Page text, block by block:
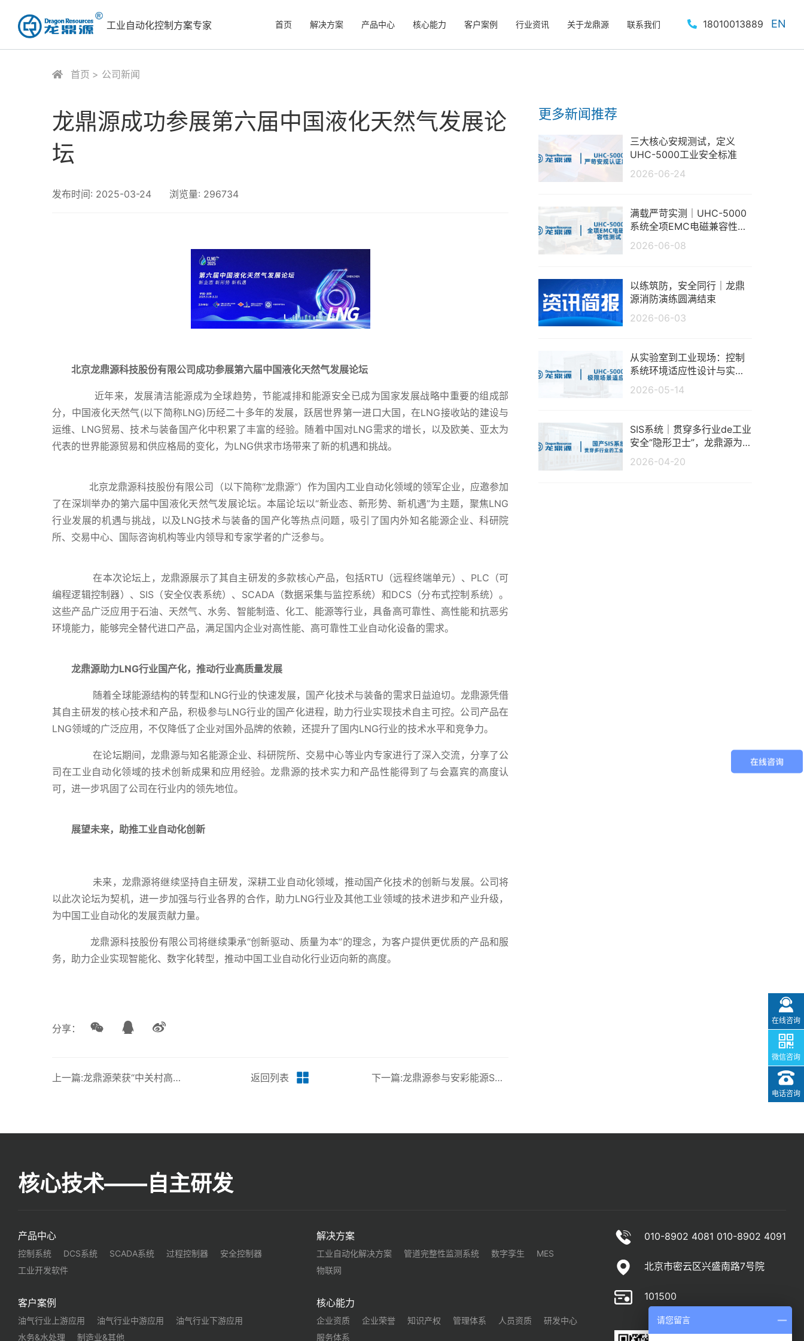
工业自动化控制方案专家 首页 解决方案 产品中心 核心能力 客户案例 行业资讯 关于龙鼎源 联系我们 18010013889 EN
首页 公司新闻
龙鼎源成功参展第六届中国液化天然气发展论
坛
发布时间: 2025-03-24 浏览量: 296734
北京龙鼎源科技股份有限公司成功参展第六届中国液化天然气发展论坛
近年来，发展清洁能源成为全球趋势，节能减排和能源安全已成为国家发展战略中重要的组成部
分，中国液化天然气(以下简称LNG)历经二十多年的发展，跃居世界第一进口大国，在LNG接收站的建设与
运维、LNG贸易、技术与装备国产化中积累了丰富的经验。随着中国对LNG需求的增长，以及欧美、亚太为
代表的世界能源贸易和供应格局的变化，为LNG供求市场带来了新的机遇和挑战。
北京龙鼎源科技股份有限公司（以下简称“龙鼎源”）作为国内工业自动化领域的领军企业，应邀参加
了在深圳举办的第六届中国液化天然气发展论坛。本届论坛以“新业态、新形势、新机遇”为主题，聚焦LNG
行业发展的机遇与挑战，以及LNG技术与装备的国产化等热点问题，吸引了国内外知名能源企业、科研院
所、交易中心、国际咨询机构等业内领导和专家学者的广泛参与。
在本次论坛上，龙鼎源展示了其自主研发的多款核心产品，包括RTU（远程终端单元）、PLC（可
编程逻辑控制器）、SIS（安全仪表系统）、SCADA（数据采集与监控系统）和DCS（分布式控制系统）。
这些产品广泛应用于石油、天然气、水务、智能制造、化工、能源等行业，具备高可靠性、高性能和抗恶劣
环境能力，能够完全替代进口产品，满足国内企业对高性能、高可靠性工业自动化设备的需求。
龙鼎源助力LNG行业国产化，推动行业高质量发展
随着全球能源结构的转型和LNG行业的快速发展，国产化技术与装备的需求日益迫切。龙鼎源凭借
其自主研发的核心技术和产品，积极参与LNG行业的国产化进程，助力行业实现技术自主可控。公司产品在
LNG领域的广泛应用，不仅降低了企业对国外品牌的依赖，还提升了国内LNG行业的技术水平和竞争力。
在论坛期间，龙鼎源与知名能源企业、科研院所、交易中心等业内专家进行了深入交流，分享了公
司在工业自动化领域的技术创新成果和应用经验。龙鼎源的技术实力和产品性能得到了与会嘉宾的高度认
可，进一步巩固了公司在行业内的领先地位。
展望未来，助推工业自动化创新
未来，龙鼎源将继续坚持自主研发，深耕工业自动化领域，推动国产化技术的创新与发展。公司将
以此次论坛为契机，进一步加强与行业各界的合作，助力LNG行业及其他工业领域的技术进步和产业升级，
为中国工业自动化的发展贡献力量。
龙鼎源科技股份有限公司将继续秉承“创新驱动、质量为本”的理念，为客户提供更优质的产品和服
务，助力企业实现智能化、数字化转型，推动中国工业自动化行业迈向新的高度。
分享：
上一篇:龙鼎源荣获“中关村高新技术企业”认证 返回列表 下一篇:龙鼎源参与安彩能源SCADA系统改造及视频监控系统项目
更多新闻推荐
三大核心安规测试，定义
UHC-5000工业安全标准
2026-06-24
满载严苛实测｜UHC-5000
系统全项EMC电磁兼容性测
试报告
2026-06-08
以练筑防，安全同行｜龙鼎
源消防演练圆满结束
2026-06-03
从实验室到工业现场：控制
系统环境适应性设计与实测
分析
2026-05-14
SIS系统｜贯穿多行业de工业
安全“隐形卫士”，龙鼎源为
生产保驾护航
2026-04-20
核心技术——自主研发
产品中心
控制系统 DCS系统 SCADA系统 过程控制器
安全控制器
工业开发软件
解决方案
工业自动化解决方案 管道完整性监测系统 数字孪生
MES
物联网
客户案例
油气行业上游应用 油气行业中游应用
油气行业下游应用
水务&水处理
制造业&其他
核心能力
企业资质 企业荣誉 知识产权 管理体系 人员资质
研发中心
服务体系
010-8902 4081 010-8902 4091
北京市密云区兴盛南路7号院
101500
在线咨询
微信咨询
电话咨询
请您留言